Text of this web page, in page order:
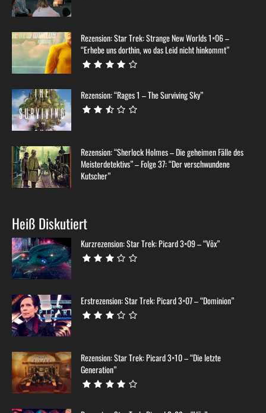
Rezension: Star Trek: Strange New Worlds 1×06 –
“Erhebe uns dorthin, wo das Leid nicht hinkommt”
Rezension: “Rages 1 – The Surviving Sky”
Rezension: “Sherlock Holmes – Die geheimen Fälle des
Meisterdetektivs” – Folge 37: “Der verschwundene
Kutscher”
Heiß Diskutiert
Kurzrezension: Star Trek: Picard 3×09 – “Võx”
Erstrezension: Star Trek: Picard 3×07 – “Dominion”
Rezension: Star Trek: Picard 3×10 – “Die letzte
Generation”